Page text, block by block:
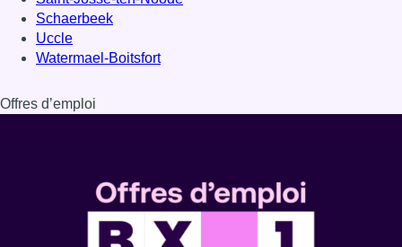
Schaerbeek
Uccle
Watermael-Boitsfort
Offres d’emploi